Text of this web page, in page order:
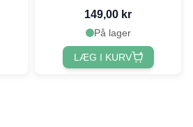
149,00 kr
På lager
LÆG I KURV